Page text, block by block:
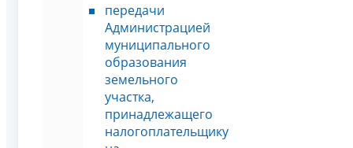
передачи
Администрацией
муниципального
образования
земельного
участка,
принадлежащего
налогоплательщику